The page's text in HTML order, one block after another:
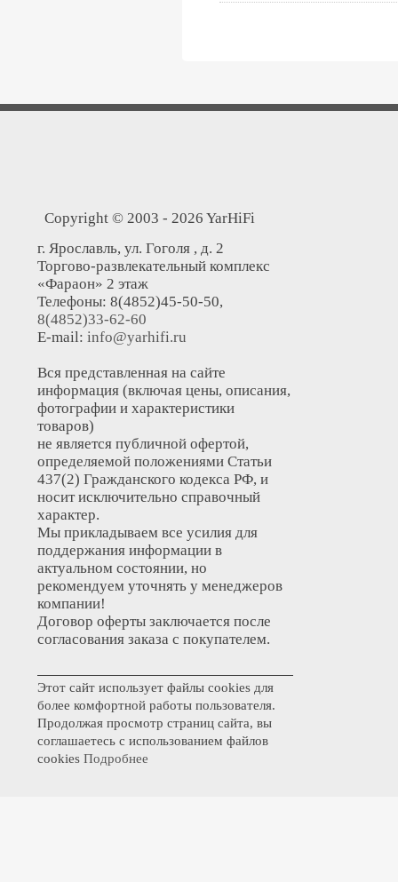
Copyright © 2003 - 2026 YarHiFi
г. Ярославль, ул. Гоголя , д. 2
Торгово-развлекательный комплекс
«Фараон» 2 этаж
Телефоны: 8(4852)45-50-50,
8(4852)33-62-60
E-mail: info@yarhifi.ru
Вся представленная на сайте
информация (включая цены, описания,
фотографии и характеристики
товаров)
не является публичной офертой,
определяемой положениями Статьи
437(2) Гражданского кодекса РФ, и
носит исключительно справочный
характер.
Мы прикладываем все усилия для
поддержания информации в
актуальном состоянии, но
рекомендуем уточнять у менеджеров
компании!
Договор оферты заключается после
согласования заказа с покупателем.
Этот сайт использует файлы cookies для
более комфортной работы пользователя.
Продолжая просмотр страниц сайта, вы
соглашаетесь с использованием файлов
cookies Подробнее